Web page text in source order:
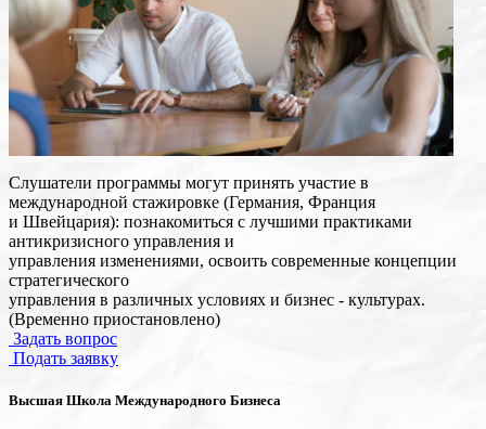
Слушатели программы могут принять участие в
международной стажировке (Германия, Франция
и Швейцария): познакомиться с лучшими практиками
антикризисного управления и
управления изменениями, освоить современные концепции
стратегического
управления в различных условиях и бизнес - культурах.
(Временно приостановлено)
Задать вопрос
Подать заявку
Высшая Школа Международного Бизнеса